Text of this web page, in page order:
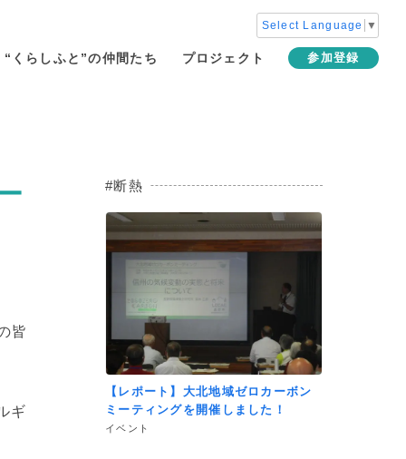
Select Language ▼
“くらしふと”の仲間たち プロジェクト 参加登録
皆
ギ
断熱
【レポート】大北地域ゼロカーボン
ミーティングを開催しました！
イベント